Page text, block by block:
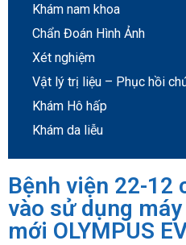
Khám nam khoa
Chẩn Đoán Hình Ảnh
Xét nghiệm
Vật lý trị liệu – Phục hồi
Khám Hô hấp
Khám da liễu
Bệnh viện 22-12
vào sử dụng
mới OLYMPUS